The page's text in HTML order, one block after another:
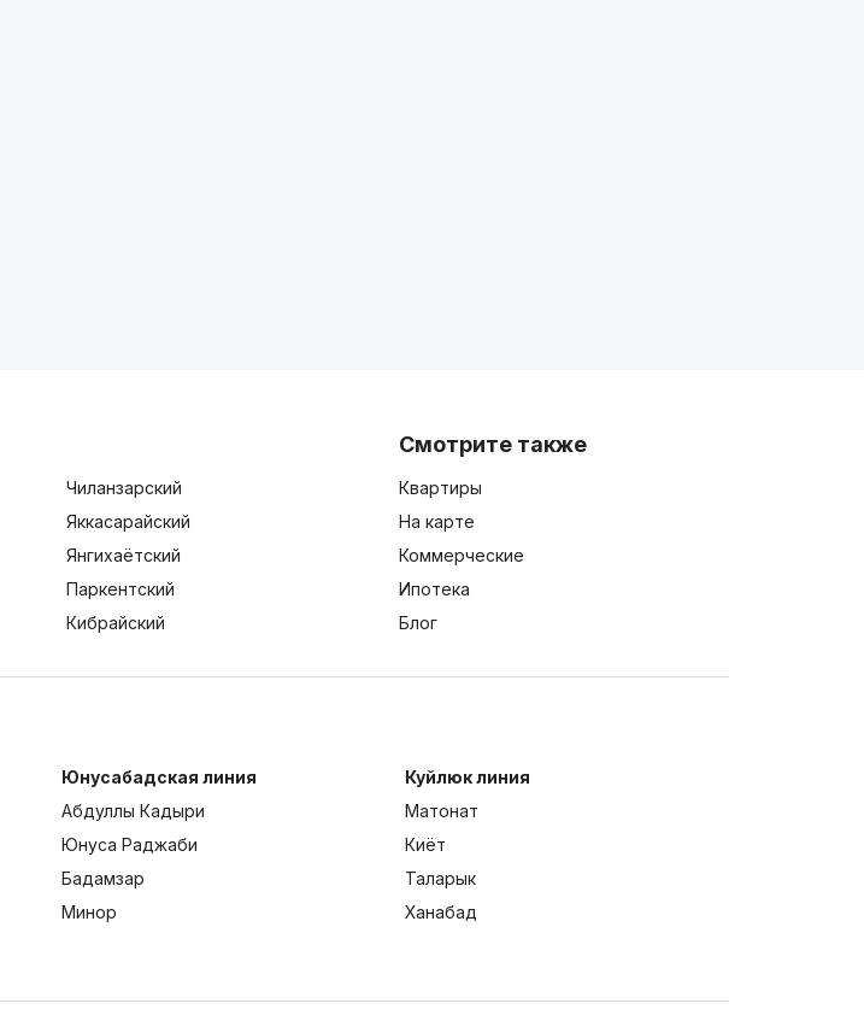
Чиланзарский
Яккасарайский
Янгихаётский
Паркентский
Кибрайский
Смотрите также
Квартиры
На карте
Коммерческие
Ипотека
Блог
Юнусабадская линия
Абдуллы Кадыри
Юнуса Раджаби
Бадамзар
Минор
Куйлюк линия
Матонат
Киёт
Таларык
Ханабад